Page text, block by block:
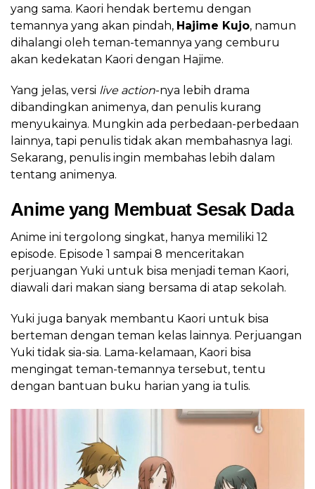
yang sama. Kaori hendak bertemu dengan
temannya yang akan pindah, Hajime Kujo, namun
dihalangi oleh teman-temannya yang cemburu
akan kedekatan Kaori dengan Hajime.
Yang jelas, versi live action-nya lebih drama
dibandingkan animenya, dan penulis kurang
menyukainya. Mungkin ada perbedaan-perbedaan
lainnya, tapi penulis tidak akan membahasnya lagi.
Sekarang, penulis ingin membahas lebih dalam
tentang animenya.
Anime yang Membuat Sesak Dada
Anime ini tergolong singkat, hanya memiliki 12
episode. Episode 1 sampai 8 menceritakan
perjuangan Yuki untuk bisa menjadi teman Kaori,
diawali dari makan siang bersama di atap sekolah.
Yuki juga banyak membantu Kaori untuk bisa
berteman dengan teman kelas lainnya. Perjuangan
Yuki tidak sia-sia. Lama-kelamaan, Kaori bisa
mengingat teman-temannya tersebut, tentu
dengan bantuan buku harian yang ia tulis.